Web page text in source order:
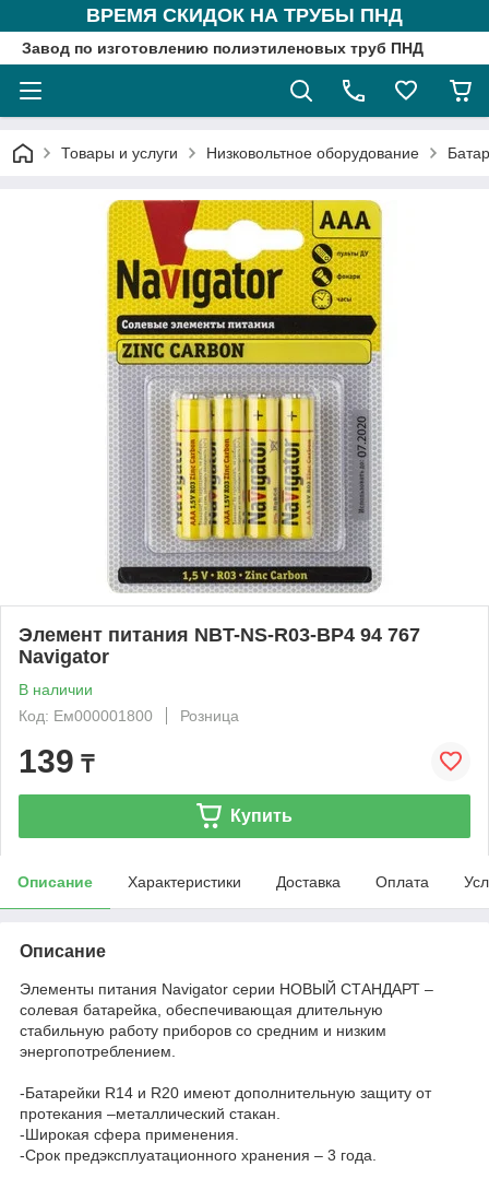
ВРЕМЯ СКИДОК НА ТРУБЫ ПНД
Завод по изготовлению полиэтиленовых труб ПНД
Товары и услуги Низковольтное оборудование
Элемент питания NBT-NS-R03-BP4 94 767
Navigator
В наличии
Код: Ем000001800
Розница
139 ₸
Купить
Описание Характеристики Доставка Оплата
Описание
Элементы питания Navigator серии НОВЫЙ СТАНДАРТ –
солевая батарейка, обеспечивающая длительную
стабильную работу приборов со средним и низким
энергопотреблением.
-Батарейки R14 и R20 имеют дополнительную защиту от
протекания –металлический стакан.
-Широкая сфера применения.
-Срок предэксплуатационного хранения – 3 года.